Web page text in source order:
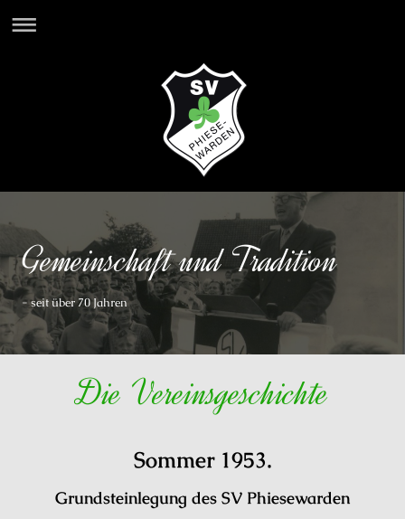
Gemeinschaft und Tradition
- seit über 70 Jahren
Die Vereinsgeschichte
Sommer 1953.
Grundsteinlegung des SV Phiesewarden